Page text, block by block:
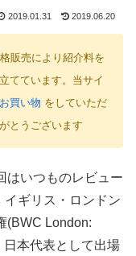
2019.01.31 2019.06.20
販売により紹介料を
てています。当サイ
買い物 をしていただ
とうございます
はいつものレビュー
ギリス・ロンドン
(BWC London:
本代表として出場